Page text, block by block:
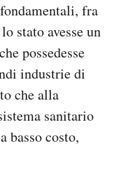
fra
stato avesse un
possedesse
industrie di
che alla
sanitario
basso costo,